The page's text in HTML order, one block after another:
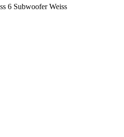
6 Subwoofer Weiss